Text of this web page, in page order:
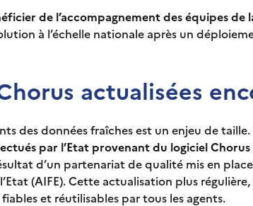
de l’accompagnement des équipes
à l’échelle nationale après un
actualisées
des données fraîches est un enjeu de
par l’Etat provenant du logiciel
d’un partenariat de qualité mis en
(AIFE). Cette actualisation plus
et réutilisables par tous les agents.